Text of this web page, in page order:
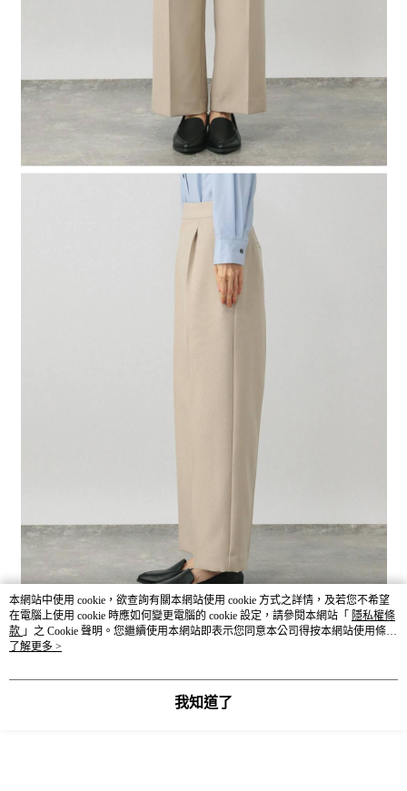
本網站中使用 cookie，欲查詢有關本網站使用 cookie 方式之詳情，及若您不希望
在電腦上使用 cookie 時應如何變更電腦的 cookie 設定，請參閱本網站「 隱私權條
款 」之 Cookie 聲明。您繼續使用本網站即表示您同意本公司得按本網站使用條款
之 Cookie 聲明使用 cookie。
了解更多 >
我知道了